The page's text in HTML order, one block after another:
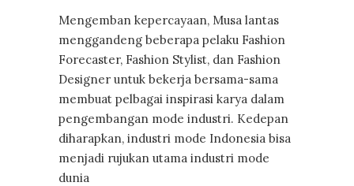
Mengemban kepercayaan, Musa lantas
menggandeng beberapa pelaku Fashion
Forecaster, Fashion Stylist, dan Fashion
Designer untuk bekerja bersama-sama
membuat pelbagai inspirasi karya dalam
pengembangan mode industri. Kedepan
diharapkan, industri mode Indonesia bisa
menjadi rujukan utama industri mode
dunia